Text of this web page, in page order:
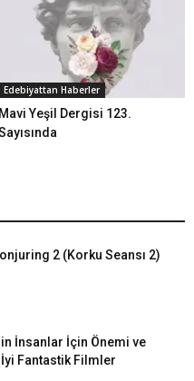
Edebiyattan Haberler
Mavi Yeşil Dergisi 123.
2 (Korku Seansı 2)
İnsanlar İçin Önemi ve
Fantastik Filmler